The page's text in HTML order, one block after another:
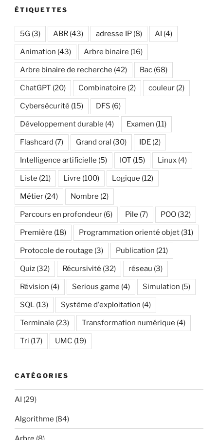
ÉTIQUETTES
5G (3) ABR (43) adresse IP (8) AI (4)
Animation (43) Arbre binaire (16)
Arbre binaire de recherche (42) Bac (68)
ChatGPT (20) Combinatoire (2) couleur (2)
Cybersécurité (15) DFS (6)
Développement durable (4) Examen (11)
Flashcard (7) Grand oral (30) IDE (2)
Intelligence artificielle (5) IOT (15) Linux (4)
Liste (21) Livre (100) Logique (12)
Métier (24) Nombre (2)
Parcours en profondeur (6) Pile (7) POO (32)
Première (18) Programmation orienté objet (31)
Protocole de routage (3) Publication (21)
Quiz (32) Récursivité (32) réseau (3)
Révision (4) Serious game (4) Simulation (5)
SQL (13) Système d'exploitation (4)
Terminale (23) Transformation numérique (4)
Tri (17) UMC (19)
CATÉGORIES
AI (29)
Algorithme (84)